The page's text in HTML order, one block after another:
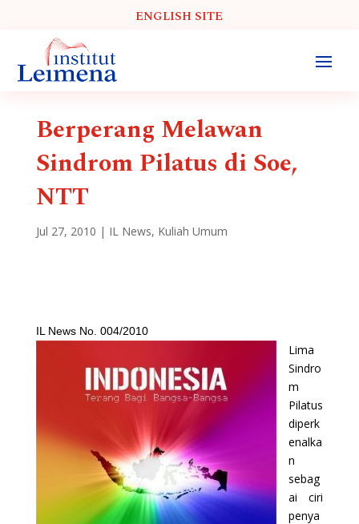
ENGLISH SITE
Berperang Melawan
Sindrom Pilatus di Soe,
NTT
Jul 27, 2010 | IL News, Kuliah Umum
IL News No. 004/2010
Lima
Sindro
m
Pilatus
diperk
enalka
n
sebag
ai ciri
penya